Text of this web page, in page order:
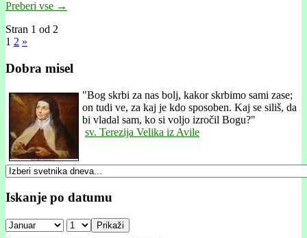
Preberi vse →
Stran 1 od 2
1 2 »
Dobra misel
"Bog skrbi za nas bolj, kakor skrbimo sami zase;
on tudi ve, za kaj je kdo sposoben. Kaj se siliš, da
bi vladal sam, ko si voljo izročil Bogu?"
sv. Terezija Velika iz Avile
Iskanje po datumu
Prikaži